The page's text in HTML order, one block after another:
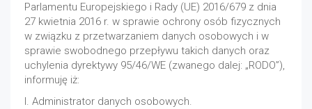
Parlamentu Europejskiego i Rady (UE) 2016/679 z dnia
27 kwietnia 2016 r. w sprawie ochrony osób fizycznych
w związku z przetwarzaniem danych osobowych i w
sprawie swobodnego przepływu takich danych oraz
uchylenia dyrektywy 95/46/WE (zwanego dalej: „RODO”),
informuję iż:
I. Administrator danych osobowych.